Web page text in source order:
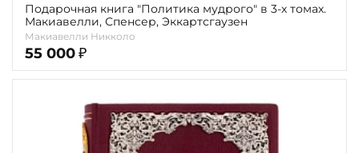
Подарочная книга "Политика мудрого" в 3-х томах.
Макиавелли, Спенсер, Эккартсгаузен
Макиавелли Никколо
55 000 ₽